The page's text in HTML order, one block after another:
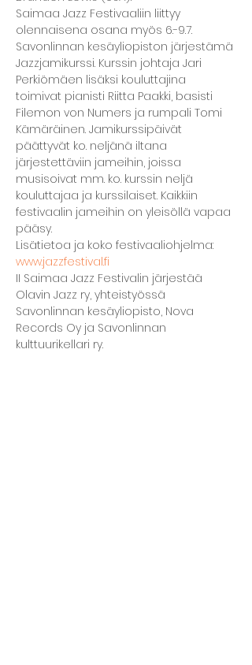
Saimaa Jazz Festivaaliin liittyy
olennaisena osana myös 6.-9.7.
Savonlinnan kesäyliopiston järjestämä
Jazzjamikurssi. Kurssin johtaja Jari
Perkiömäen lisäksi kouluttajina
toimivat pianisti Riitta Paakki, basisti
Filemon von Numers ja rumpali Tomi
Kämäräinen. Jamikurssipäivät
päättyvät ko. neljänä iltana
järjestettäviin jameihin, joissa
musisoivat mm. ko. kurssin neljä
kouluttajaa ja kurssilaiset. Kaikkiin
festivaalin jameihin on yleisöllä vapaa
pääsy.
Lisätietoa ja koko festivaaliohjelma:
www.jazzfestival.fi
II Saimaa Jazz Festivalin järjestää
Olavin Jazz ry, yhteistyössä
Savonlinnan kesäyliopisto, Nova
Records Oy ja Savonlinnan
kulttuurikellari ry.